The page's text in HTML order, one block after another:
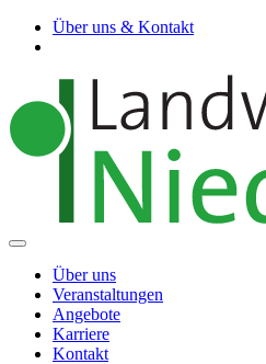
Über uns & Kontakt
Über uns
Veranstaltungen
Angebote
Karriere
Kontakt